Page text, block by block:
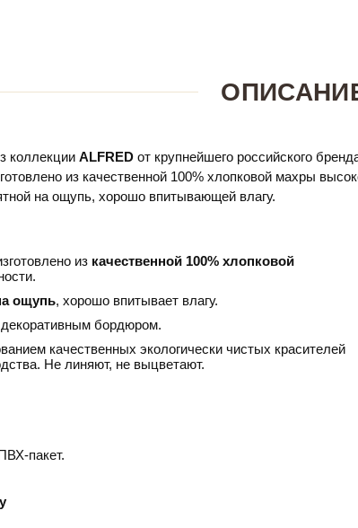
коллекции ALFRED от крупнейшего российского
из качественной 100% хлопковой махры
на ощупь, хорошо впитывающей влагу.
из качественной 100% хлопковой
ощупь, хорошо впитывает влагу.
бордюром.
качественных экологически чистых красителей
Не линяют, не выцветают.
пакет.